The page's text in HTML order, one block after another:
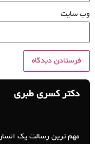
وب‌ سایت
دکتر کسری طبری
مهم ترین رسالت یک